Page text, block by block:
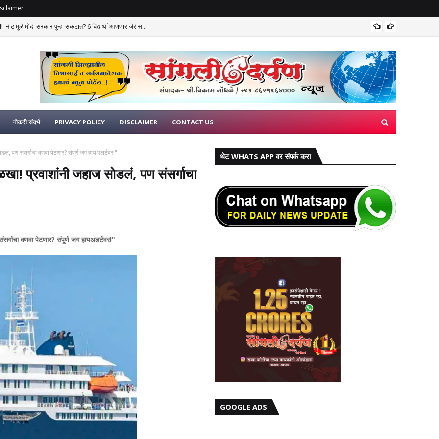
'नीट'मुळे मोदी सरकार पुन्हा संकटात? 6 विद्यार्थी आणणार जेरीस...
नोकरी संदर्भ PRIVACY POLICY DISCLAIMER CONTACT US
पण संसर्गाचा वणवा पेटणार? संपूर्ण जग हायअलर्टवर!"
प्रवाशांनी जहाज सोडलं, पण संसर्गाचा
वणवा पेटणार? संपूर्ण जग हायअलर्टवर!"
थेट WHATS APP वर संपर्क करा
GOOGLE ADS